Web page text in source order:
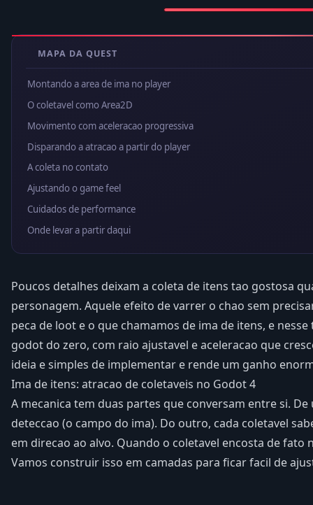
MAPA DA QUEST
Montando a area de ima no player
O coletavel como Area2D
Movimento com aceleracao progressiva
Disparando a atracao a partir do player
A coleta no contato
Ajustando o game feel
Cuidados de performance
Onde levar a partir daqui
Poucos detalhes deixam a coleta de itens tao gostosa
personagem. Aquele efeito de varrer o chao sem
peca de loot e o que chamamos de ima de itens, e
godot do zero, com raio ajustavel e aceleracao que
ideia e simples de implementar e rende um ganho
Ima de itens: atracao de coletaveis no Godot 4
A mecanica tem duas partes que conversam entre si.
deteccao (o campo do ima). Do outro, cada coletavel
em direcao ao alvo. Quando o coletavel encosta de fato
Vamos construir isso em camadas para ficar facil de